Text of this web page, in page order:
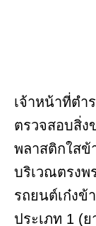
เจ้าหน้าที่ตำ
ตรวจสอบสิ่ง
พลาสติกใสข้
บริเวณตรงพ
รถยนต์เก๋งข้
ประเภท 1 (